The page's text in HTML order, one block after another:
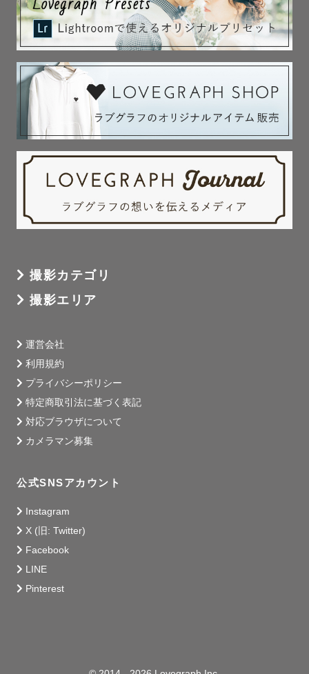
小さくても大切な家族。
私たちよりもずっとずっと早く時間が過ぎていく彼らとの
愛おしい日常を心を込めてカタチにします。
みなさまの「うちの子自慢」お聞かせください！私も負け
ません🐶🐰！笑
Lovegraphに依頼した想いやこんな風に撮りたい！などの
事前のLINEやzoom等オンラインでの顔合わせも大歓迎で
っしゃってください！
ていただくのでご安心ください🌱
ます。
お急ぎのご連絡の場合は遠慮なくおっしゃってください🌷
る場合がございます。
い！
また、撮影可能エリア以外への出張撮影も受け付けており
ます🌱
撮影可能エリア内含め交通費が３０００円を超える場合、
追加で交通費をいただく事がありますので予めご了承くだ
さい。
撮影カテゴリ
撮影エリア
運営会社
利用規約
プライバシーポリシー
特定商取引法に基づく表記
対応ブラウザについて
カメラマン募集
公式SNSアカウント
Instagram
X (旧: Twitter)
Facebook
LINE
Pinterest